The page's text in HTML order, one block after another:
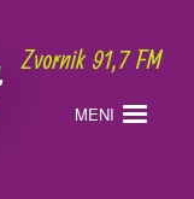
MENI